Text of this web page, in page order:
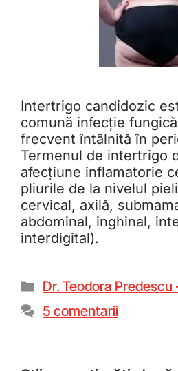
Intertrigo candidozic
comună infecție
frecvent întâlnită în
Termenul de intertrigo
afecțiune inflamatorie
pliurile de la nivelul
cervical, axilă,
abdominal, inghinal,
interdigital).
Dr. Teodora
5 comentarii